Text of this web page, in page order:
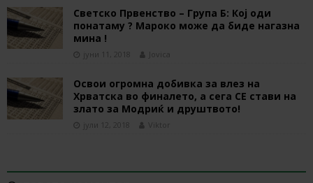
Светско Првенство – Група Б: Кој оди
понатаму ? Мароко може да биде нагазна
мина !
јуни 11, 2018 Jovica
Освои огромна добивка за влез на
Хрватска во финалето, а сега СЕ стави на
злато за Модриќ и друштвото!
јули 12, 2018 Viktor